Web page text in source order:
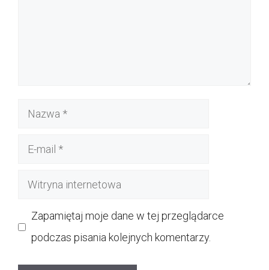
Nazwa
Witryna
Zapamiętaj moje dane w tej przeglądarce
podczas pisania kolejnych komentarzy.